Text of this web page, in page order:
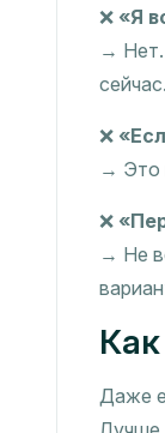
❌ «Я
→ Нет.
сейчас.
❌
→ Это
❌
→ Не
Даже